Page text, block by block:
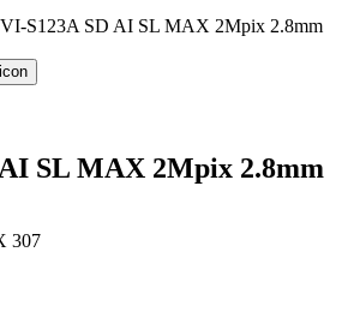
S123A SD AI SL MAX 2Mpix 2.8mm
SL MAX 2Mpix 2.8mm
307